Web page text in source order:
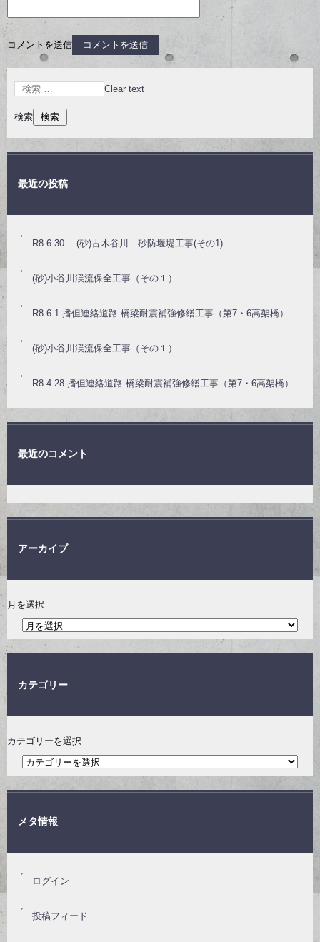
コメントを送信
Clear text
検索
最近の投稿
R8.6.30 (砂)古木谷川 砂防堰堤工事(その1)
(砂)小谷川渓流保全工事（その１）
R8.6.1 播但連絡道路 橋梁耐震補強修繕工事（第7・6高架橋）
(砂)小谷川渓流保全工事（その１）
R8.4.28 播但連絡道路 橋梁耐震補強修繕工事（第7・6高架橋）
最近のコメント
アーカイブ
月を選択
カテゴリー
カテゴリーを選択
メタ情報
ログイン
投稿フィード